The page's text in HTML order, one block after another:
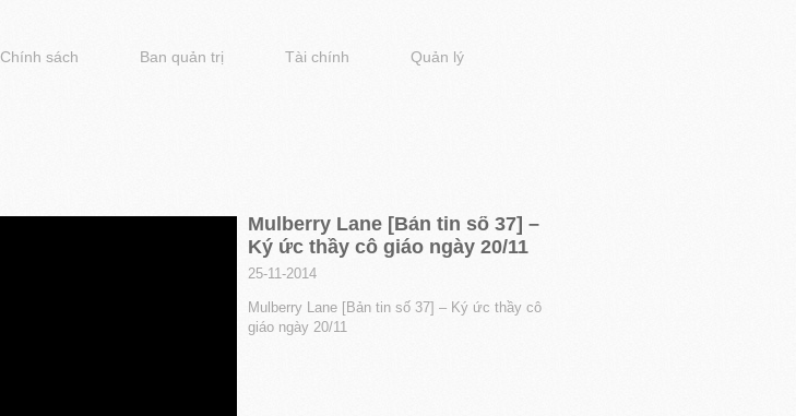
Chính sách Ban quản trị Tài chính Quản lý
Mulberry Lane [Bản tin số 37] –
Ký ức thầy cô giáo ngày 20/11
25-11-2014
Mulberry Lane [Bản tin số 37] – Ký ức thầy cô
giáo ngày 20/11